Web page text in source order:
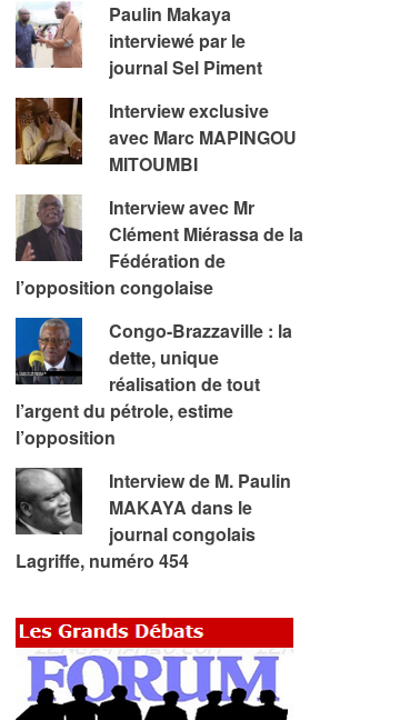
Paulin Makaya
interviewé par le
journal Sel Piment
Interview exclusive
avec Marc MAPINGOU
MITOUMBI
Interview avec Mr
Clément Miérassa de la
Fédération de
l’opposition congolaise
Congo-Brazzaville : la
dette, unique
réalisation de tout
l’argent du pétrole, estime
l’opposition
Interview de M. Paulin
MAKAYA dans le
journal congolais
Lagriffe, numéro 454